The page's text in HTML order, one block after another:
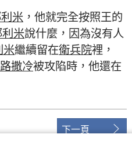
米 ， 他就完全按照王的
米說什麼 ， 因為沒有人
米繼續留在衛兵院裡 ，
撒冷被攻陷時 ， 他還在
下一頁